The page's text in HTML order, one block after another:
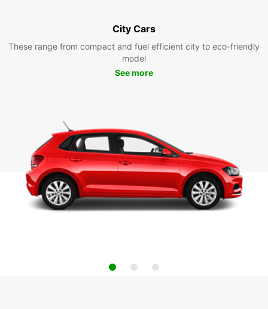
City Cars
These range from compact and fuel efficient city to eco-friendly
model
See more